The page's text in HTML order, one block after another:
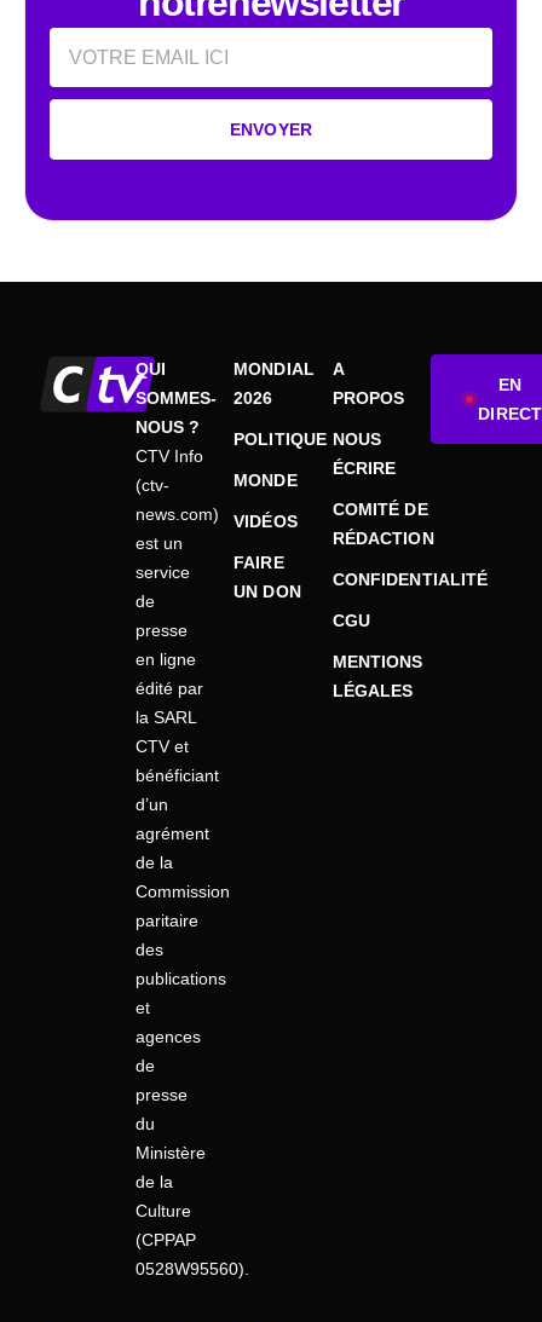
Email
ENVOYER
QUI
SOMMES-
NOUS ?
CTV Info
(ctv-
news.com)
est un
service
de
presse
en ligne
édité par
la SARL
CTV et
bénéficiant
d’un
agrément
de la
Commission
paritaire
des
publications
et
agences
de
presse
du
Ministère
de la
Culture
(CPPAP
0528W95560).
MONDIAL
2026
POLITIQUE
MONDE
VIDÉOS
FAIRE
UN DON
A
PROPOS
NOUS
ÉCRIRE
COMITÉ DE
RÉDACTION
CONFIDENTIALITÉ
CGU
MENTIONS
LÉGALES
EN
DIRECT